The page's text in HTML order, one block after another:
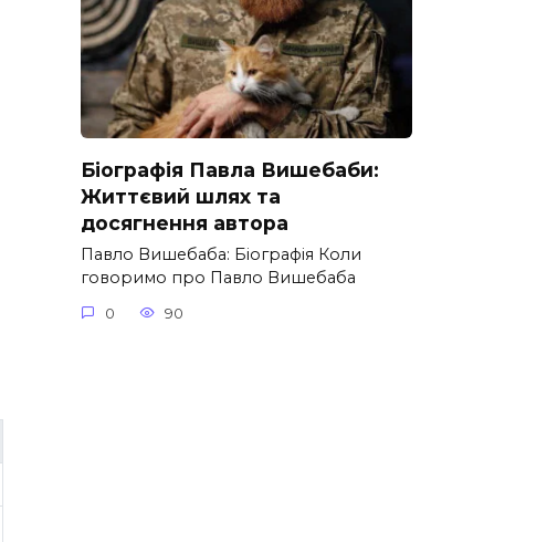
Біографія Павла Вишебаби:
Життєвий шлях та
досягнення автора
Павло Вишебаба: Біографія Коли
говоримо про Павло Вишебаба
0 90